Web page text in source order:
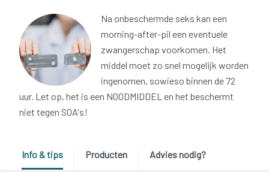
Na onbeschermde seks kan een
morning-after-pil een eventuele
zwangerschap voorkomen. Het
middel moet zo snel mogelijk worden
ingenomen, sowieso binnen de 72
uur. Let op, het is een NOODMIDDEL en het beschermt
niet tegen SOA's!
Info & tips Producten Advies nodig?